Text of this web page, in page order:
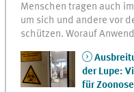
Menschen tragen auch
um sich und andere vor
schützen. Worauf
der Lupe:
für